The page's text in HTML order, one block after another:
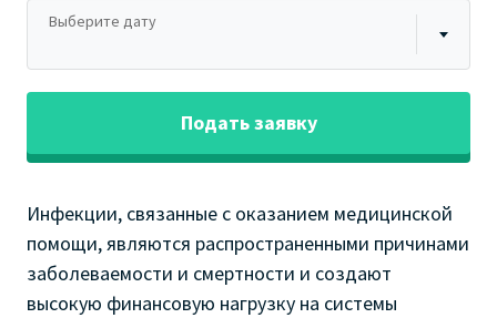
Выберите дату
Подать заявку
Инфекции, связанные с оказанием медицинской
помощи, являются распространенными причинами
заболеваемости и смертности и создают
высокую финансовую нагрузку на системы